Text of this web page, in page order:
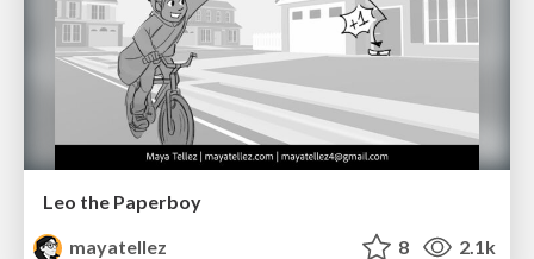
Leo the Paperboy
mayatellez
8 2.1k